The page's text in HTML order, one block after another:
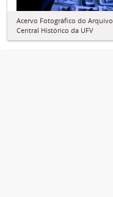
Acervo Fotográfico do Arquivo
Central Histórico da UFV